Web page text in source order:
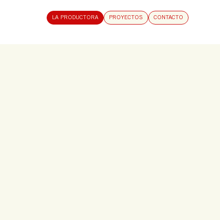
LA PRODUCTORA PROYECTOS CONTACTO